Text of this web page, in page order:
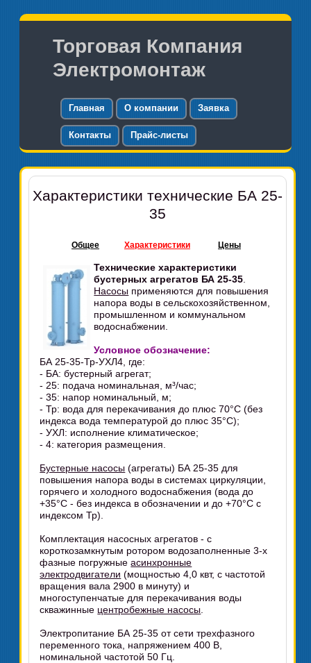
Торговая Компания
Электромонтаж
Главная О компании Заявка
Контакты Прайс-листы
Характеристики технические БА 25-
35
Общее Характеристики Цены
Технические характеристики
бустерных агрегатов БА 25-35
Насосы применяются для повышения
напора воды в сельскохозяйственном,
промышленном и коммунальном
водоснабжении.
Условное обозначение:
БА 25-35-Тр-УХЛ4, где:
- БА: бустерный агрегат;
- 25: подача номинальная, м³/час;
- 35: напор номинальный, м;
- Тр: вода для перекачивания до плюс 70°C (без
индекса вода температурой до плюс 35°C);
- УХЛ: исполнение климатическое;
- 4: категория размещения.
Бустерные насосы (агрегаты) БА 25-35 для
повышения напора воды в системах циркуляции,
горячего и холодного водоснабжения (вода до
+35°C - без индекса в обозначении и до +70°C с
индексом Тр).
Комплектация насосных агрегатов - с
короткозамкнутым ротором водозаполненные 3-х
фазные погружныеасинхронные
электродвигатели (мощностью 4,0 квт, с частотой
вращения вала 2900 в минуту) и
многоступенчатые для перекачивания воды
скважинные центробежные насосы
Электропитание БА 25-35 от сети трехфазного
переменного тока, напряжением 400 В,
номинальной частотой 50 Гц.